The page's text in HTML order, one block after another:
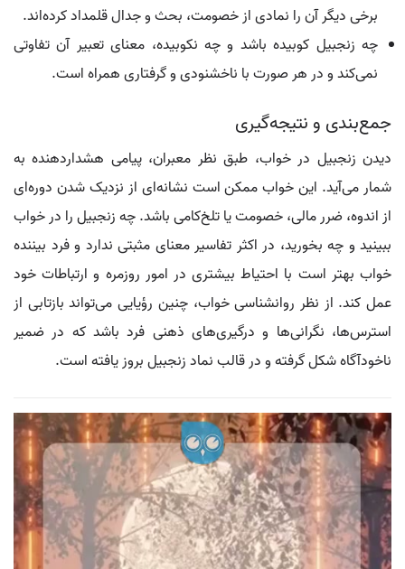
برخی دیگر آن را نمادی از خصومت، بحث و جدال قلمداد کرده‌اند.
چه زنجبیل کوبیده باشد و چه نکوبیده، معنای تعبیر آن تفاوتی
نمی‌کند و در هر صورت با ناخشنودی و گرفتاری همراه است.
جمع‌بندی و نتیجه‌گیری
دیدن زنجبیل در خواب، طبق نظر معبران، پیامی هشداردهنده به
شمار می‌آید. این خواب ممکن است نشانه‌ای از نزدیک شدن دوره‌ای
از اندوه، ضرر مالی، خصومت یا تلخ‌کامی باشد. چه زنجبیل را در خواب
ببینید و چه بخورید، در اکثر تفاسیر معنای مثبتی ندارد و فرد بیننده
خواب بهتر است با احتیاط بیشتری در امور روزمره و ارتباطات خود
عمل کند. از نظر روانشناسی خواب، چنین رؤیایی می‌تواند بازتابی از
استرس‌ها، نگرانی‌ها و درگیری‌های ذهنی فرد باشد که در ضمیر
ناخودآگاه شکل گرفته و در قالب نماد زنجبیل بروز یافته است.